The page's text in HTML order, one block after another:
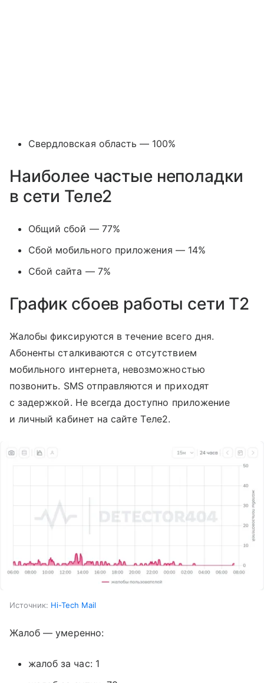
Свердловская область — 100%
Наиболее частые неполадки
в сети Теле2
Общий сбой — 77%
Сбой мобильного приложения — 14%
Сбой сайта — 7%
График сбоев работы сети T2
Жалобы фиксируются в течение всего дня.
Абоненты сталкиваются с отсутствием
мобильного интернета, невозможностью
позвонить. SMS отправляются и приходят
с задержкой. Не всегда доступно приложение
и личный кабинет на сайте Tеле2.
Источник: Hi-Tech Mail
Жалоб — умеренно:
жалоб за час: 1